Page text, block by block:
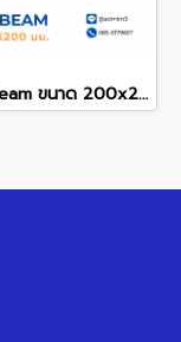
เหล็ก H-Beam ขนาด 200x200 mm.